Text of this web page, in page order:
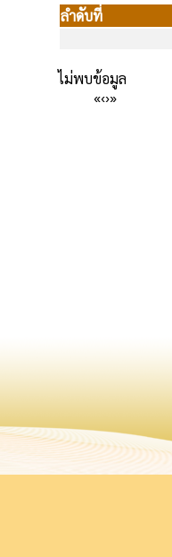
ลำดับที่
ไม่พบข้อมูล
«‹›»